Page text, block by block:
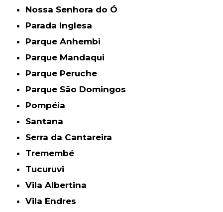
Nossa Senhora do Ó
Parada Inglesa
Parque Anhembi
Parque Mandaqui
Parque Peruche
Parque São Domingos
Pompéia
Santana
Serra da Cantareira
Tremembé
Tucuruvi
Vila Albertina
Vila Endres